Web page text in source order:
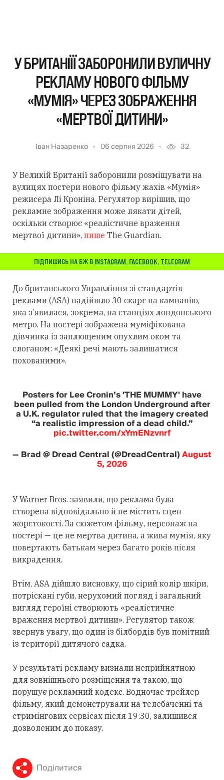
У БРИТАНІЇЇ ЗАБОРОНИЛИ ВУЛИЧНУ
РЕКЛАМУ НОВОГО ФІЛЬМУ
«МУМІЯ» ЧЕРЕЗ ЗОБРАЖЕННЯ
«МЕРТВОЇ ДИТИНИ»
Іван Назаренко 06 серпня 2026 32
У Великій Британії заборонили розміщувати на
вулицях постери нового фільму жахів «Мумія»
режисера Лі Кроніна. Регулятор вирішив, що
рекламне зображення може лякати дітей,
оскільки створює «реалістичне враження
мертвої дитини», пише The Guardian.
ПІДПИШИСЬ НА БЖ В INSTAGRAM, FACEBOOK, TELEGRAM
До британського Управління зі стандартів
реклами (ASA) надійшло 30 скарг на кампанію,
яка з’явилася, зокрема, на станціях лондонського
метро. На постері зображена муміфікована
дівчинка із заплющеним опухлим оком та
слоганом: «Деякі речі мають залишатися
похованими».
Posters for Lee Cronin’s 'THE MUMMY' have
been pulled from the London Underground after
a U.K. regulator ruled that the imagery created
“a realistic impression of a dead child.”
pic.twitter.com/xYmENzvnrf
— Brad @ Dread Central (@DreadCentral)August
5, 2026
У Warner Bros. заявили, що реклама була
створена відповідально й не містить сцен
жорстокості. За сюжетом фільму, персонаж на
постері — це не мертва дитина, а жива мумія, яку
повертають батькам через багато років після
викрадення.
Втім, ASA дійшло висновку, що сірий колір шкіри,
потріскані губи, нерухомий погляд і загальний
вигляд героїні створюють «реалістичне
враження мертвої дитини». Регулятор також
звернув увагу, що один із білбордів був помітний
із території дитячого садка.
У результаті рекламу визнали неприйнятною
для зовнішнього розміщення та такою, що
порушує рекламний кодекс. Водночас трейлер
фільму, який демонстрували на телебаченні та
стримінгових сервісах після 19:30, залишився
дозволеним до показу.
Поділитися